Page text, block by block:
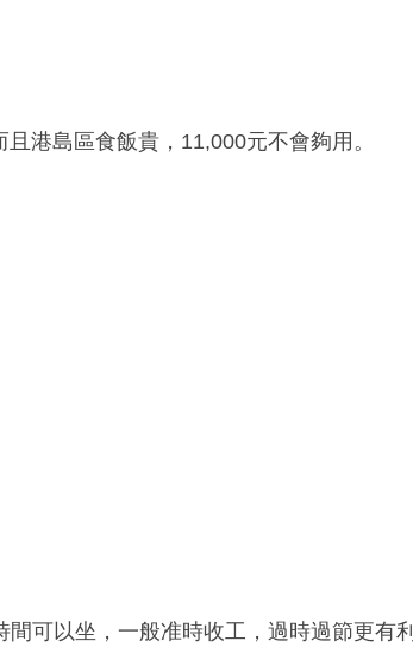
港島區食飯貴，11,000元不會夠用。
可以坐，一般准時收工，過時過節更有利